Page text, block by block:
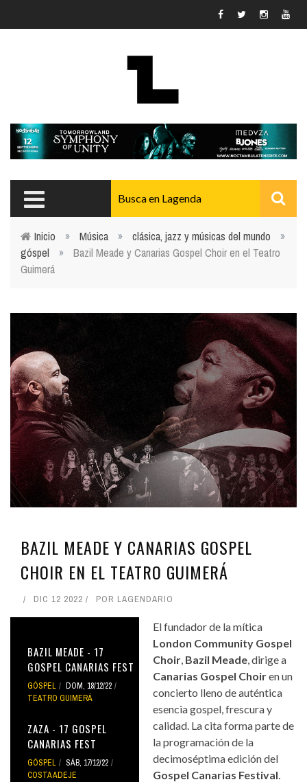
Usted está aquí
Inicio » Música » clásica, jazz y músicas del mundo
»
góspel
»
Bazil Meade y Canarias Gospel Choir en el Teatro
Guimerá
BAZIL MEADE Y CANARIAS GOSPEL
CHOIR EN EL TEATRO GUIMERÁ
DIC 12 2022 POR LAGENDARIO
BAZIL MEADE - 17
GOSPEL CANARIAS FEST
GÓSPEL
DOM, 18/12/22
TEATRO GUIMERÁ
ZAZA - 17 GOSPEL
CANARIAS FEST
GÓSPEL
SÁB, 17/12/22
COSTA ADEJE
El fundador de la mítica
London Community Gospel
Choir, Bazil Meade, dirige a
Canarias Gospel Choiren un
concierto lleno de auténtica
esencia gospel, frescura y
calidad. La cita forma parte de
la programación de la
decimoséptima edición del
Gospel Canarias Festival.